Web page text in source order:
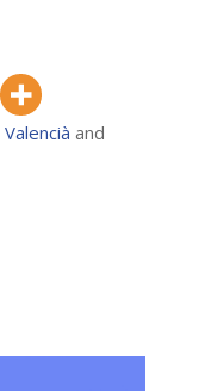
Valencià and